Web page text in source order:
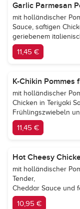
Garlic Parmesan
mit holländischer
Sauce, saftigen
geriebenem
11,45 €
K-Chikin Pommes
mit holländischer
Chicken in Teriyaki
Frühlingszwiebeln
11,45 €
Hot Cheesy
mit holländischer
Tender,
Cheddar Sauce und
10,95 €